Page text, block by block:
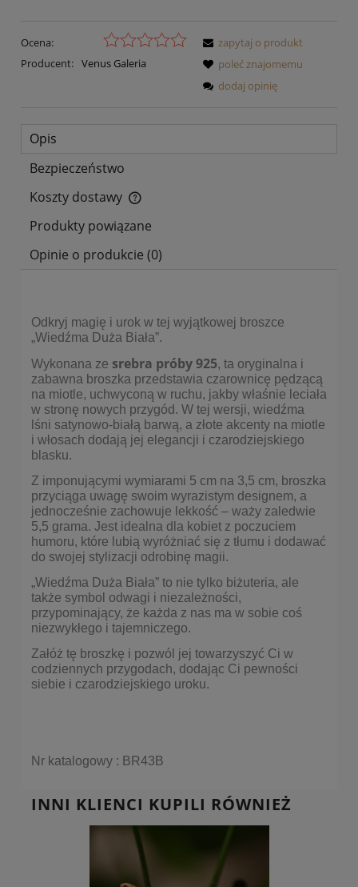
Ocena:
Producent: Venus Galeria
zapytaj o produkt
poleć znajomemu
dodaj opinię
Opis
Bezpieczeństwo
Koszty dostawy
Cena nie zawiera ewentualnych kosztów płatności
Produkty powiązane
Opinie o produkcie (0)
Odkryj magię i urok w tej wyjątkowej broszce
„Wiedźma Duża Biała”.
Wykonana ze srebra próby 925, ta oryginalna i
zabawna broszka przedstawia czarownicę pędzącą
na miotle, uchwyconą w ruchu, jakby właśnie leciała
w stronę nowych przygód. W tej wersji, wiedźma
lśni satynowo-białą barwą, a złote akcenty na miotle
i włosach dodają jej elegancji i czarodziejskiego
blasku.
Z imponującymi wymiarami 5 cm na 3,5 cm, broszka
przyciąga uwagę swoim wyrazistym designem, a
jednocześnie zachowuje lekkość – waży zaledwie
5,5 grama. Jest idealna dla kobiet z poczuciem
humoru, które lubią wyróżniać się z tłumu i dodawać
do swojej stylizacji odrobinę magii.
„Wiedźma Duża Biała” to nie tylko biżuteria, ale
także symbol odwagi i niezależności,
przypominający, że każda z nas ma w sobie coś
niezwykłego i tajemniczego.
Załóż tę broszkę i pozwól jej towarzyszyć Ci w
codziennych przygodach, dodając Ci pewności
siebie i czarodziejskiego uroku.
Nr katalogowy : BR43B
INNI KLIENCI KUPILI RÓWNIEŻ